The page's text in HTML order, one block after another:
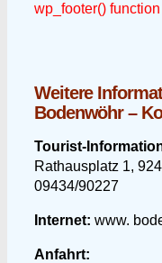
wp_footer()
Weitere
Bodenwöhr –
Tourist-
Rathausplatz 1,
09434/90227
Internet: www.
Anfahrt: